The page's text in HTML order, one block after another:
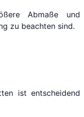
Abmaße und
zu beachten sind.
ist entscheidend